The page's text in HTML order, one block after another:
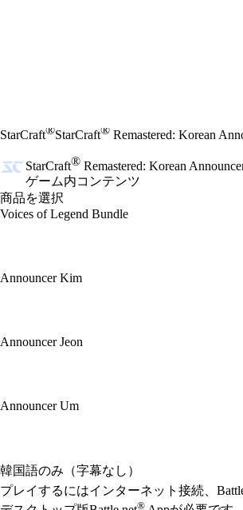
StarCraft®StarCraft® Remastered: Korean
StarCraft® Remastered: Korean
ゲーム内コンテンツ
商品を選択
Voices of Legend Bundle
Announcer Kim
Announcer Jeon
Announcer Um
Available actions
韓国語のみ（字幕なし）
プレイするにはインターネット接続、
®